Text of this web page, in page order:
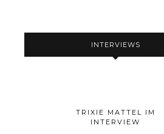
INTERVIEWS
TRIXIE MATTEL IM
INTERVIEW